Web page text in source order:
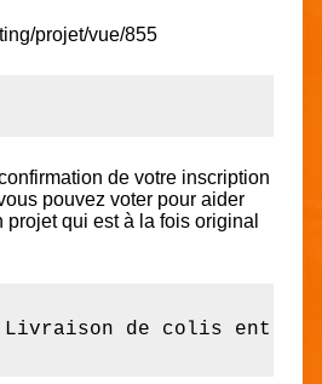
projet/vue/855
de votre inscription
pouvez voter pour aider
projet qui est à la fois original
de colis entre